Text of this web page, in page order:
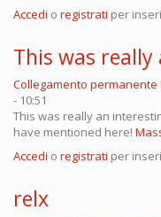
Accedi o registrati per
This was really
Collegamento permanente
- 10:51
This was really an
have mentioned here!
Accedi o registrati per
relx